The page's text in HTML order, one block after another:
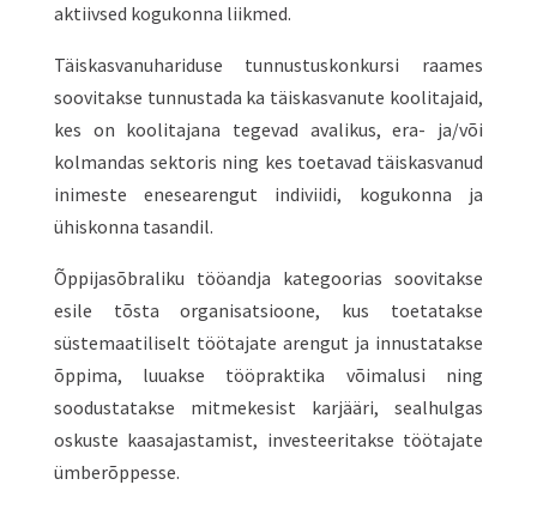
aktiivsed kogukonna liikmed.
Täiskasvanuhariduse tunnustuskonkursi raames
soovitakse tunnustada ka täiskasvanute koolitajaid,
kes on koolitajana tegevad avalikus, era- ja/või
kolmandas sektoris ning kes toetavad täiskasvanud
inimeste enesearengut indiviidi, kogukonna ja
ühiskonna tasandil.
Õppijasõbraliku tööandja kategoorias soovitakse
esile tõsta organisatsioone, kus toetatakse
süstemaatiliselt töötajate arengut ja innustatakse
õppima, luuakse tööpraktika võimalusi ning
soodustatakse mitmekesist karjääri, sealhulgas
oskuste kaasajastamist, investeeritakse töötajate
ümberõppesse.